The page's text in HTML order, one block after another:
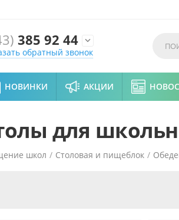
385 92 44 
обратный звонок
НОВИНКИ АКЦИИ
для
школ / Столовая и пищеблок /